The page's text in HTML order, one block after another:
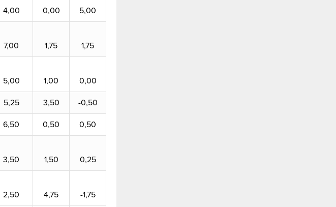
4,00 0,00 5,00
7,00 1,75 1,75
5,00 1,00 0,00
5,25 3,50 -0,50
6,50 0,50 0,50
3,50 1,50 0,25
2,50 4,75 -1,75